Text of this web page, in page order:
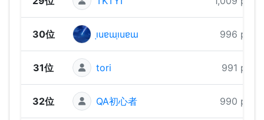
30位 ı̣uɐɯı̣uɐɯ 996 pts
31位 tori 991 pts
32位 QA初心者 990 pts